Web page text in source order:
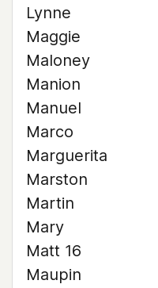
Lynne
Maggie
Maloney
Manion
Manuel
Marco
Marguerita
Marston
Martin
Mary
Matt 16
Maupin